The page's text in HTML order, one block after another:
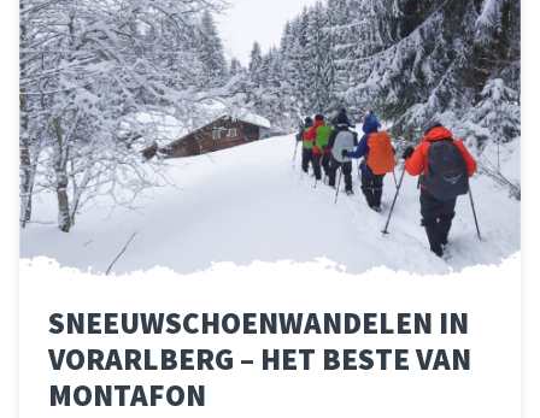
SNEEUWSCHOENWANDELEN IN
VORARLBERG – HET BESTE VAN
MONTAFON